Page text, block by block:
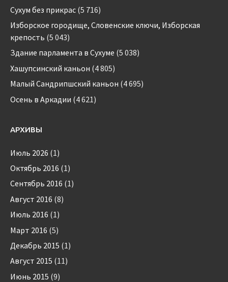
Сухум без прикрас (5 716)
Изборское городище, Словенские ключи, Изборская
крепость (5 043)
Здание парламента в Сухуме (5 038)
Хашупсинский каньон (4 805)
Малый Сандрипшский каньон (4 695)
Осень в Аркадии (4 621)
АРХИВЫ
Июль 2026 (1)
Октябрь 2016 (1)
Сентябрь 2016 (1)
Август 2016 (8)
Июль 2016 (1)
Март 2016 (5)
Декабрь 2015 (1)
Август 2015 (11)
Июнь 2015 (9)